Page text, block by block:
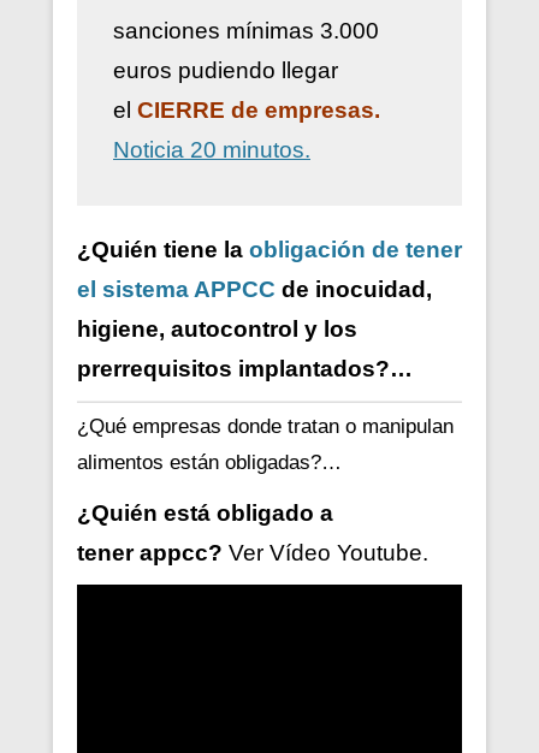
sanciones mínimas 3.000
euros pudiendo llegar
el CIERRE de empresas.
Noticia 20 minutos.
¿Quién tiene la obligación de tener
el sistema APPCC de inocuidad,
higiene, autocontrol y los
prerrequisitos implantados?…
¿Qué empresas donde tratan o manipulan
alimentos están obligadas?…
¿Quién está obligado a
tenerappcc? Ver Vídeo Youtube.